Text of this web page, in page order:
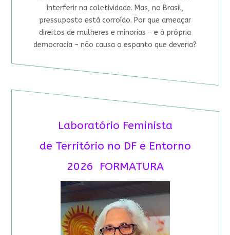
interferir na coletividade. Mas, no Brasil,
pressuposto está corroído. Por que ameaçar
direitos de mulheres e minorias – e à própria
democracia – não causa o espanto que deveria?
Laboratório Feminista
de Território no DF e Entorno
2026 FORMATURA